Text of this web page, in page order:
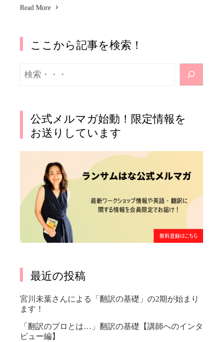
Read More
ここから記事を検索！
索
公式メルマガ始動！限定情報を
お送りしています
最近の投稿
宮川未葉さんによる「翻訳の基礎」の2期が始まり
ます！
「翻訳のプロとは…」翻訳の基礎【講師へのインタ
ビュー編】